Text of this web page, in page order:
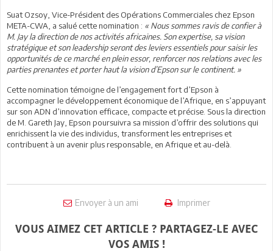
Suat Ozsoy, Vice-Président des Opérations Commerciales chez Epson
META-CWA, a salué cette nomination : « Nous sommes ravis de confier à
M. Jay la direction de nos activités africaines. Son expertise, sa vision
stratégique et son leadership seront des leviers essentiels pour saisir les
opportunités de ce marché en plein essor, renforcer nos relations avec les
parties prenantes et porter haut la vision d’Epson sur le continent. »
Cette nomination témoigne de l’engagement fort d’Epson à
accompagner le développement économique de l’Afrique, en s’appuyant
sur son ADN d’innovation efficace, compacte et précise. Sous la direction
de M. Gareth Jay, Epson poursuivra sa mission d’offrir des solutions qui
enrichissent la vie des individus, transforment les entreprises et
contribuent à un avenir plus responsable, en Afrique et au-delà.
Envoyer à un ami Imprimer
VOUS AIMEZ CET ARTICLE ? PARTAGEZ-LE AVEC
VOS AMIS !